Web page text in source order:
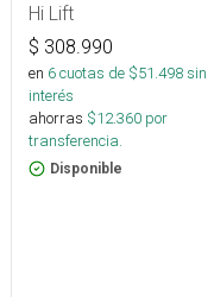
Hi Lift
$ 308.990
en 6cuotas de $51.498sin
interés
ahorras $12.360 por
transferencia.
Disponible